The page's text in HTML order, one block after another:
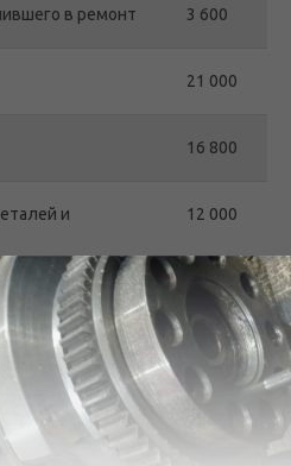
в ремонт 3 600
21 000
16 800
и
12 000
84 000
Упаковка 18 000